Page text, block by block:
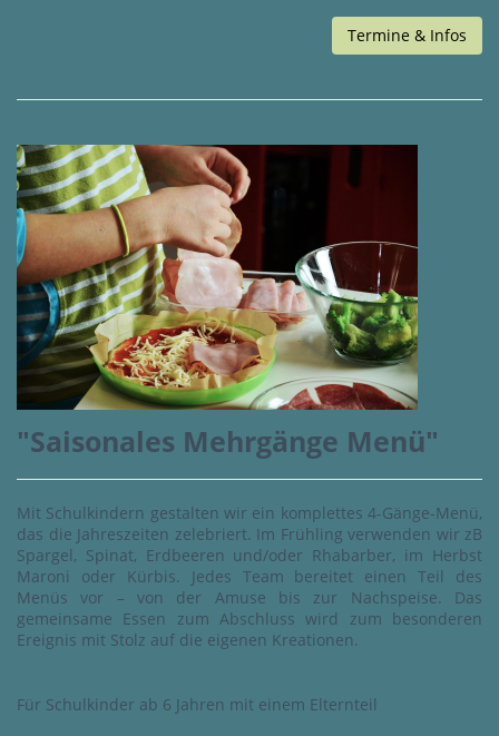
Termine & Infos
"Saisonales Mehrgänge Menü"
Mit Schulkindern gestalten wir ein komplettes 4-Gänge-Menü,
das die Jahreszeiten zelebriert. Im Frühling verwenden wir zB
Spargel, Spinat, Erdbeeren und/oder Rhabarber, im Herbst
Maroni oder Kürbis. Jedes Team bereitet einen Teil des
Menüs vor – von der Amuse bis zur Nachspeise. Das
gemeinsame Essen zum Abschluss wird zum besonderen
Ereignis mit Stolz auf die eigenen Kreationen.
Für Schulkinder ab 6 Jahren mit einem Elternteil